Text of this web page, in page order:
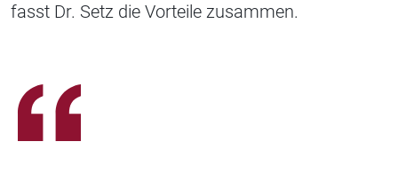
fasst Dr. Setz die Vorteile zusammen.